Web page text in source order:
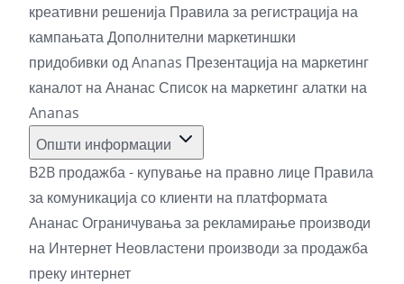
креативни решенија Правила за регистрација на
кампањатаДополнителни маркетиншки
придобивки од Ananas Презентација на маркетинг
каналот на АнанасСписок на маркетинг алатки на
Ananas
Општи информации
B2B продажба - купување на правно лице Правила
за комуникација со клиенти на платформата
АнанасОграничувања за рекламирање производи
на Интернет Неовластени производи за продажба
преку интернет